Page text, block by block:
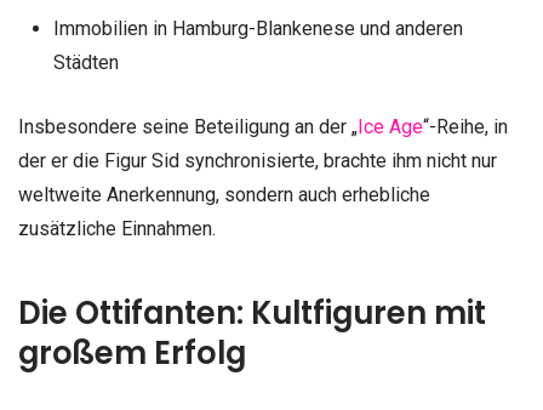
Immobilien in Hamburg-Blankenese und anderen
Städten
Insbesondere seine Beteiligung an der „ Ice Age“-Reihe, in
der er die Figur Sid synchronisierte, brachte ihm nicht nur
weltweite Anerkennung, sondern auch erhebliche
zusätzliche Einnahmen.
Die Ottifanten: Kultfiguren mit
großem Erfolg